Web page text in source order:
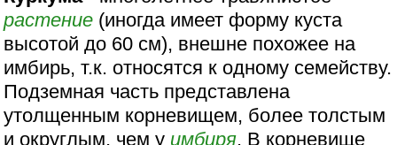
растение (иногда имеет форму куста
высотой до 60 см), внешне похожее на
имбирь, т.к. относятся к одному семейству.
Подземная часть представлена
утолщенным корневищем, более толстым
и округлым, чем у имбиря. В корневище